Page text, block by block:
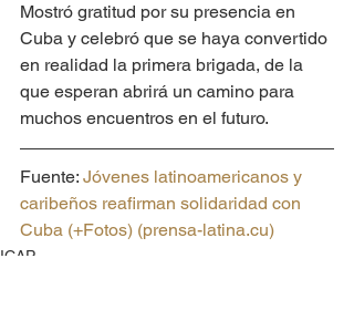
Mostró gratitud por su presencia en
Cuba y celebró que se haya convertido
en realidad la primera brigada, de la
que esperan abrirá un camino para
muchos encuentros en el futuro.
Fuente: Jóvenes latinoamericanos y
caribeños reafirman solidaridad con
Cuba (+Fotos) (prensa-latina.cu)
ICAP